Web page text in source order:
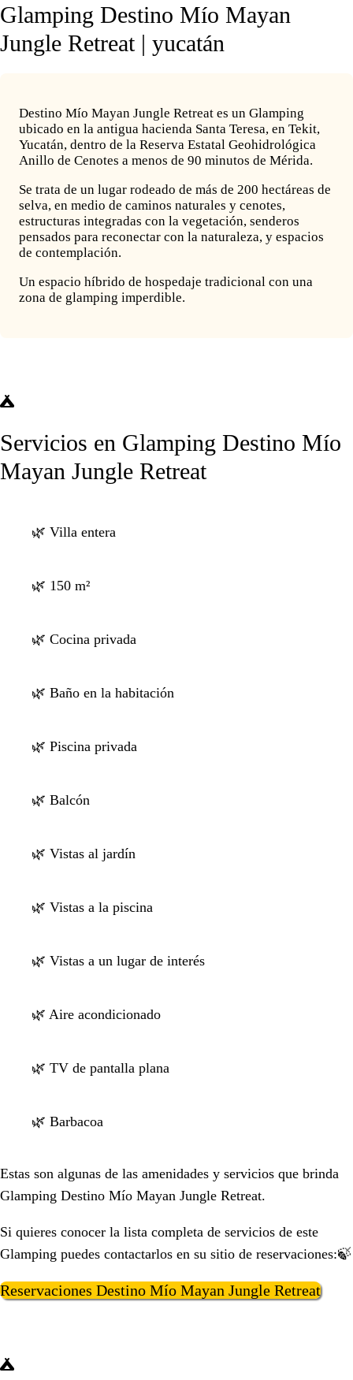
Glamping Destino Mío Mayan
Jungle Retreat | yucatán
Destino Mío Mayan Jungle Retreat es un Glamping
ubicado en la antigua hacienda Santa Teresa, en Tekit,
Yucatán, dentro de la Reserva Estatal Geohidrológica
Anillo de Cenotes a menos de 90 minutos de Mérida.
Se trata de un lugar rodeado de más de 200 hectáreas de
selva, en medio de caminos naturales y cenotes,
estructuras integradas con la vegetación, senderos
pensados para reconectar con la naturaleza, y espacios
de contemplación.
Un espacio híbrido de hospedaje tradicional con una
zona de glamping imperdible.
Servicios en Glamping Destino Mío
Mayan Jungle Retreat
🌿 Villa entera
🌿 150 m²
🌿 Cocina privada
🌿 Baño en la habitación
🌿 Piscina privada
🌿 Balcón
🌿 Vistas al jardín
🌿 Vistas a la piscina
🌿 Vistas a un lugar de interés
🌿 Aire acondicionado
🌿 TV de pantalla plana
🌿 Barbacoa
Estas son algunas de las amenidades y servicios que brinda
Glamping Destino Mío Mayan Jungle Retreat.
Si quieres conocer la lista completa de servicios de este
Glamping puedes contactarlos en su sitio de reservaciones:🍃
Reservaciones Destino Mío Mayan Jungle Retreat